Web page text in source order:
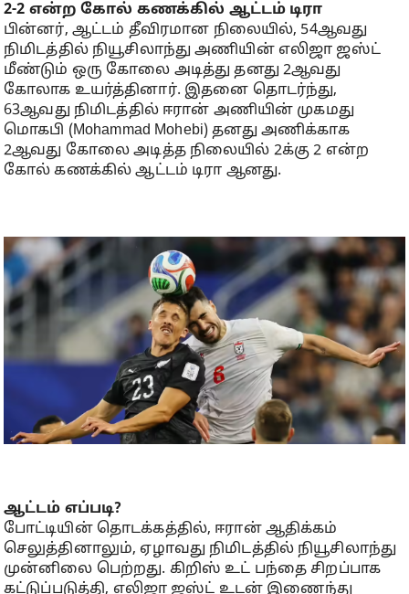
2-2 என்ற கோல் கணக்கில் ஆட்டம் டிரா
பின்னர், ஆட்டம் தீவிரமான நிலையில், 54ஆவது
நிமிடத்தில் நியூசிலாந்து அணியின் எலிஜா ஜஸ்ட்
மீண்டும் ஒரு கோலை அடித்து தனது 2ஆவது
கோலாக உயர்த்தினார். இதனை தொடர்ந்து,
63ஆவது நிமிடத்தில் ஈரான் அணியின் முகமது
மொகபி (Mohammad Mohebi) தனது அணிக்காக
2ஆவது கோலை அடித்த நிலையில் 2க்கு 2 என்ற
கோல் கணக்கில் ஆட்டம் டிரா ஆனது.
ஆட்டம் எப்படி?
போட்டியின் தொடக்கத்தில், ஈரான் ஆதிக்கம்
செலுத்தினாலும், ஏழாவது நிமிடத்தில் நியூசிலாந்து
முன்னிலை பெற்றது. கிறிஸ் உட் பந்தை சிறப்பாக
கட்டுப்படுத்தி, எலிஜா ஜஸ்ட் உடன் இணைந்து